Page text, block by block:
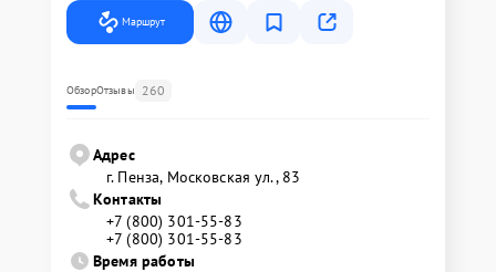
Маршрут
ОбзорОтзывы 260
Адрес
г. Пенза, Московская ул., 83
Контакты
+7 (800) 301-55-83
+7 (800) 301-55-83
Время работы